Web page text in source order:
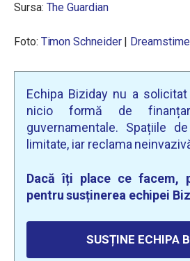
Sursa: The Guardian
Foto: Timon Schneider|
Echipa Biziday nu a
nicio formă de
guvernamentale. Spațiile
limitate, iar reclama
Dacă îți place ce facem,
pentru susținerea echipei
SUSȚINE ECHIPA